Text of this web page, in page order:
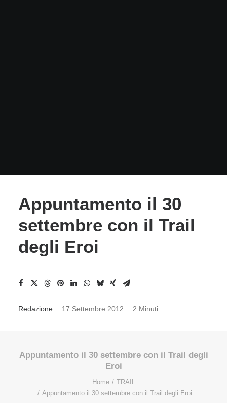
Appuntamento il 30
settembre con il Trail
degli Eroi
Redazione 17 Settembre 2012 2 Minuti
Appuntamento il 30 settembre con il Trail degli
Eroi
Home
TRAIL
Appuntamento il 30 settembre con il Trail degli Eroi